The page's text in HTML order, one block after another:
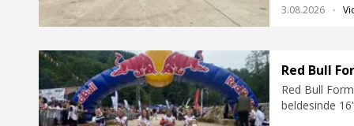
sahibi ise
3.08.2026
Red Bull
Red Bull
beldesinde